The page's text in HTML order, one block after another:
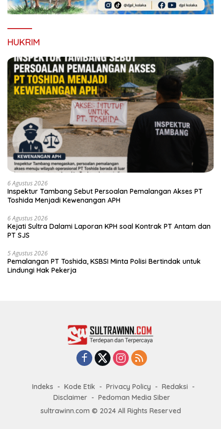
HUKRIM
6 Agustus 2026
Inspektur Tambang Sebut Persoalan Pemalangan Akses PT
Toshida Menjadi Kewenangan APH
6 Agustus 2026
Kejati Sultra Dalami Laporan KPH soal Kontrak PT Antam dan
PT SJS
5 Agustus 2026
Pemalangan PT Toshida, KSBSI Minta Polisi Bertindak untuk
Lindungi Hak Pekerja
Indeks Kode Etik Privacy Policy
Redaksi
Disclaimer
Pedoman Media Siber
sultrawinn.com © 2024 All Rights Reserved